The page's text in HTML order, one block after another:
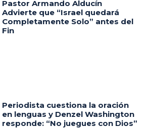
Pastor Armando Alducín
Advierte que “Israel quedará
Completamente Solo” antes del
Fin
Periodista cuestiona la oración
en lenguas y Denzel Washington
responde: “No juegues con Dios”